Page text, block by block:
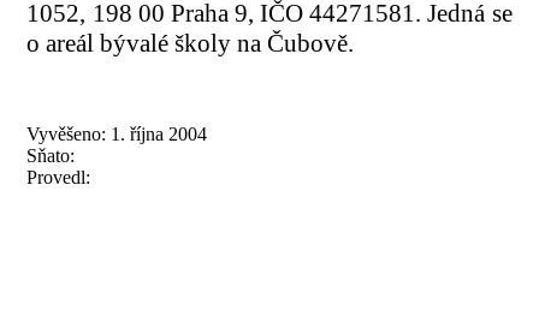
1052, 198 00 Praha 9, IČO 44271581. Jedná se
o areál bývalé školy na Čubově.
Vyvěšeno: 1. října 2004
Sňato:
Provedl: